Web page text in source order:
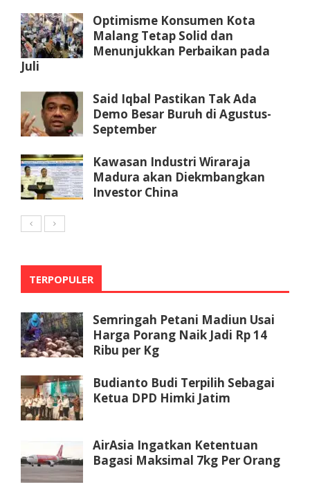
Optimisme Konsumen Kota
Malang Tetap Solid dan
Menunjukkan Perbaikan pada
Juli
Said Iqbal Pastikan Tak Ada
Demo Besar Buruh di Agustus-
September
Kawasan Industri Wiraraja
Madura akan Diekmbangkan
Investor China
TERPOPULER
Semringah Petani Madiun Usai
Harga Porang Naik Jadi Rp 14
Ribu per Kg
Budianto Budi Terpilih Sebagai
Ketua DPD Himki Jatim
AirAsia Ingatkan Ketentuan
Bagasi Maksimal 7kg Per Orang